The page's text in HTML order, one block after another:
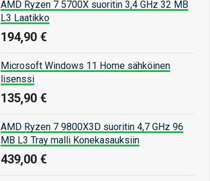
AMD Ryzen 7 5700X suoritin 3,4 GHz 32 MB
L3 Laatikko
194,90 €
Microsoft Windows 11 Home sähköinen
lisenssi
135,90 €
AMD Ryzen 7 9800X3D suoritin 4,7 GHz 96
MB L3 Tray malli Konekasauksiin
439,00 €